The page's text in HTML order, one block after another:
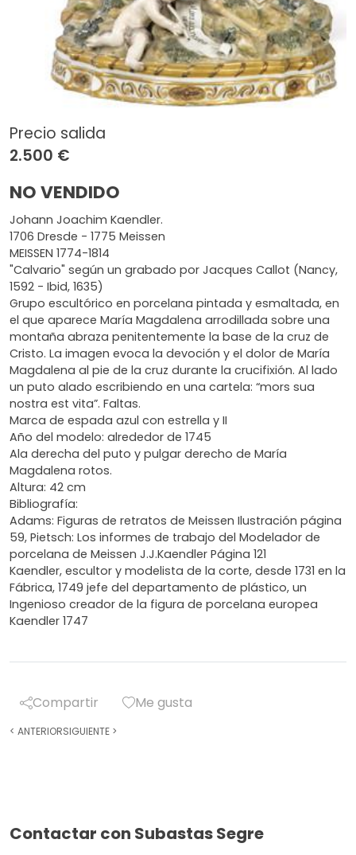
Precio salida
2.500 €
NO VENDIDO
Johann Joachim Kaendler.
1706 Dresde - 1775 Meissen
MEISSEN 1774-1814
"Calvario" según un grabado por Jacques Callot (Nancy,
1592 - Ibid, 1635)
Grupo escultórico en porcelana pintada y esmaltada, en
el que aparece María Magdalena arrodillada sobre una
montaña abraza penitentemente la base de la cruz de
Cristo. La imagen evoca la devoción y el dolor de María
Magdalena al pie de la cruz durante la crucifixión. Al lado
un puto alado escribiendo en una cartela: “mors sua
nostra est vita”. Faltas.
Marca de espada azul con estrella y II
Año del modelo: alrededor de 1745
Ala derecha del puto y pulgar derecho de María
Magdalena rotos.
Altura: 42 cm
Bibliografía:
Adams: Figuras de retratos de Meissen Ilustración página
59, Pietsch: Los informes de trabajo del Modelador de
porcelana de Meissen J.J.Kaendler Página 121
Kaendler, escultor y modelista de la corte, desde 1731 en la
Fábrica, 1749 jefe del departamento de plástico, un
Ingenioso creador de la figura de porcelana europea
Kaendler 1747
Compartir Me gusta
< ANTERIORSIGUIENTE >
Contactar con Subastas Segre